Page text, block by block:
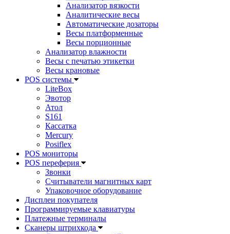
Анализатор вязкости
Аналитические весы
Автоматические дозаторы
Весы платформенные
Весы порционные
Анализатор влажности
Весы с печатью этикетки
Весы крановые
POS системы
LiteBox
Эвотор
Атол
S161
Кассатка
Mercury
Posiflex
POS мониторы
POS переферия
Звонки
Считыватели магнитных карт
Упаковочное оборудование
Дисплеи покупателя
Программируемые клавиатуры
Платежные терминалы
Сканеры штрихкода